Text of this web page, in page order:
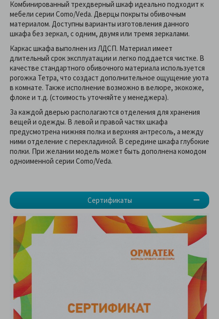
Сертификаты
Комбинированный трехдверный шкаф идеально подходит к
мебели серии Como/Veda. Дверцы покрыты обивочным
материалом. Доступны варианты изготовления данного
шкафа без зеркал, с одним, двумя или тремя зеркалами.
Каркас шкафа выполнен из ЛДСП. Материал имеет
длительный срок эксплуатации и легко поддается чистке. В
качестве стандартного обивочного материала используется
рогожка Тетра, что создаст дополнительное ощущение уюта
в комнате. Также исполнение возможно в велюре, экокоже,
флоке и т.д. (стоимость уточняйте у менеджера).
За каждой дверью располагаются отделения для хранения
вещей и одежды. В левой и правой частях шкафа
предусмотрена нижняя полка и верхняя антресоль, а между
ними отделение с перекладиной. В середине шкафа глубокие
полки. При желании модель может быть дополнена комодом
одноименной серии Como/Veda.